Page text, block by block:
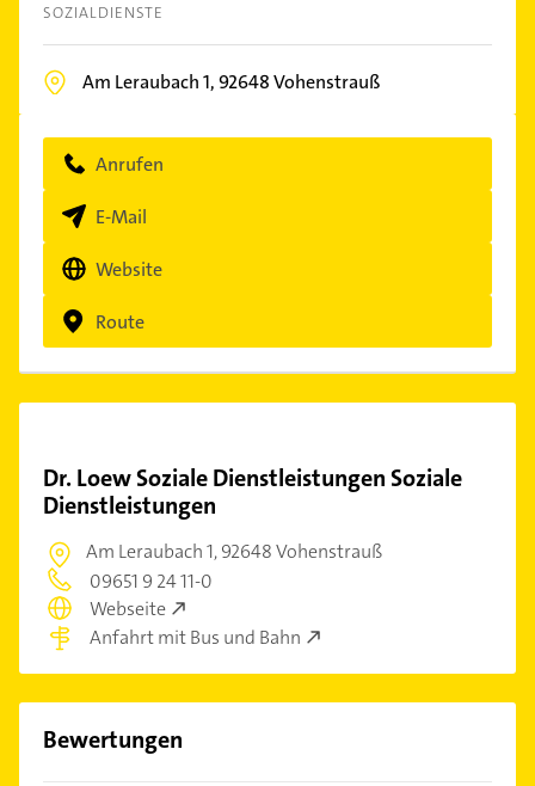
SOZIALDIENSTE
Am Leraubach 1,92648Vohenstrauß
Anrufen
E-Mail
Website
Route
Dr. Loew Soziale Dienstleistungen Soziale
Dienstleistungen
Am Leraubach 1,92648 Vohenstrauß
09651 9 24 11-0
Webseite
Anfahrt mit Bus und Bahn
Bewertungen